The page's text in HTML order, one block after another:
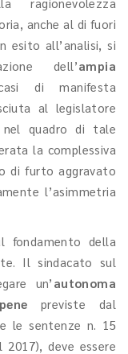
anche al di fuori
esito all’analisi, si
dell’ampia
di manifesta
al legislatore
nel quadro di tale
la complessiva
di furto aggravato
l’asimmetria
fondamento della
Il sindacato sul
un’ autonoma
previste dal
le sentenze n. 15
deve essere